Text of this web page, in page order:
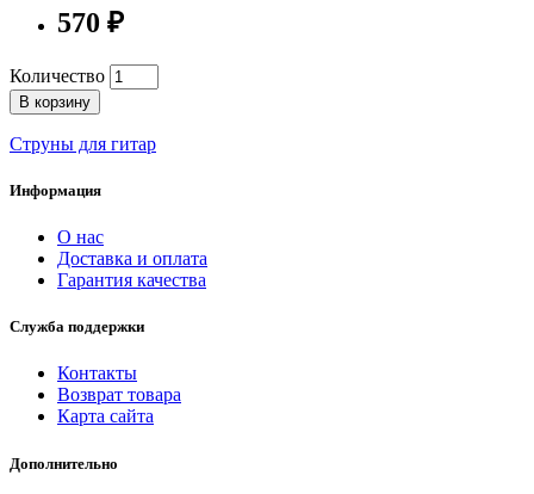
570 ₽
Количество
В корзину
Струны для гитар
Информация
О нас
Доставка и оплата
Гарантия качества
Служба поддержки
Контакты
Возврат товара
Карта сайта
Дополнительно